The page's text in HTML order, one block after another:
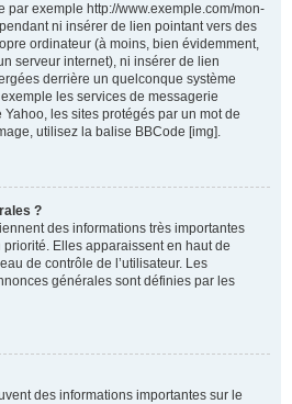
par exemple http://www.exemple.com/mon-
ni insérer de lien pointant vers des
ordinateur (à moins, bien évidemment,
serveur internet), ni insérer de lien
derrière un quelconque système
les services de messagerie
les sites protégés par un mot de
utilisez la balise BBCode [img].
?
des informations très importantes
Elles apparaissent en haut de
de contrôle de l’utilisateur. Les
générales sont définies par les
des informations importantes sur le